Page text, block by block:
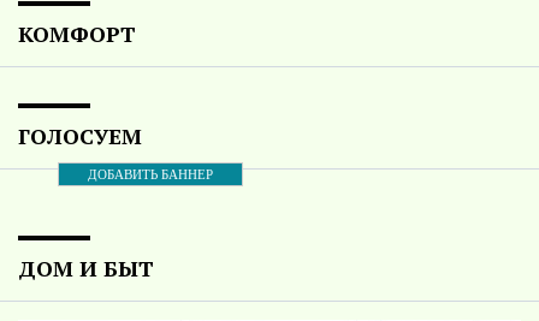
КОМФОРТ
ГОЛОСУЕМ
ДОБАВИТЬ БАННЕР
ДОМ И БЫТ